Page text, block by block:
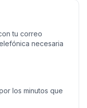
tu correo
necesaria
los minutos que